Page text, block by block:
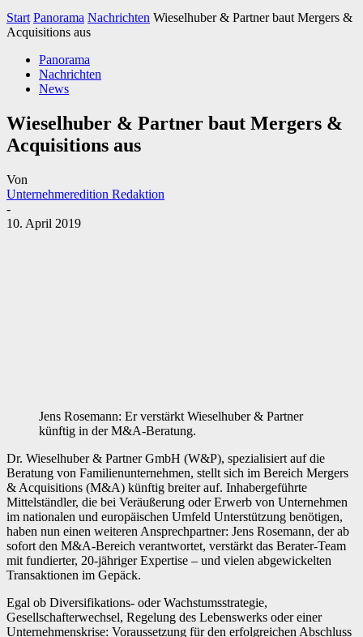
Start Panorama Nachrichten Wieselhuber & Partner baut Mergers &
Acquisitions aus
Panorama
Nachrichten
News
Wieselhuber & Partner baut Mergers &
Acquisitions aus
Von
Unternehmeredition Redaktion
-
10. April 2019
Jens Rosemann: Er verstärkt Wieselhuber & Partner
künftig in der M&A-Beratung.
Dr. Wieselhuber & Partner GmbH (W&P), spezialisiert auf die
Beratung von Familienunternehmen, stellt sich im Bereich Mergers
& Acquisitions (M&A) künftig breiter auf. Inhabergeführte
Mittelständler, die bei Veräußerung oder Erwerb von Unternehmen
im nationalen und europäischen Umfeld Unterstützung benötigen,
haben nun einen weiteren Ansprechpartner: Jens Rosemann, der ab
sofort den M&A-Bereich verantwortet, verstärkt das Berater-Team
mit fundierter, 20-jähriger Expertise – und vielen abgewickelten
Transaktionen im Gepäck.
Egal ob Diversifikations- oder Wachstumsstrategie,
Gesellschafterwechsel, Regelung des Lebenswerks oder einer
Unternehmenskrise: Voraussetzung für den erfolgreichen Abschluss